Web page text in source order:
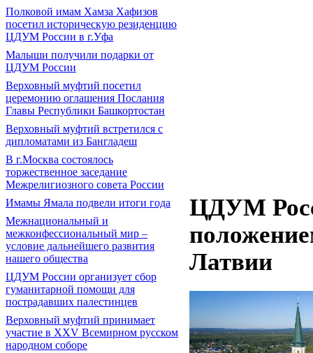
Полковой имам Хамза Хафизов
посетил историческую резиденцию
ЦДУМ России в г.Уфа
Малыши получили подарки от
ЦДУМ России
Верховный муфтий посетил
церемонию оглашения Послания
Главы Республики Башкортостан
Верховный муфтий встретился с
дипломатами из Бангладеш
В г.Москва состоялось
торжественное заседание
Межрелигиозного совета России
Имамы Ямала подвели итоги года
Межнациональный и
межконфессиональный мир –
условие дальнейшего развития
нашего общества
ЦДУМ России организует сбор
гуманитарной помощи для
пострадавших палестинцев
Верховный муфтий принимает
участие в XXV Всемирном русском
народном соборе
ЦДУМ
Латвии